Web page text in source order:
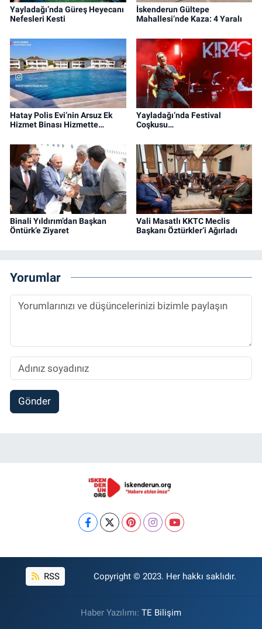
Yayladağı’nda Güreş Heyecanı
Nefesleri Kesti
İskenderun Gültepe
Mahallesi’nde Kaza: 4 Yaralı
Hatay Polis Evi’nin Arsuz Ek
Hizmet Binası Hizmette…
Yayladağı’nda Festival
Coşkusu…
Binali Yıldırım’dan Başkan
Öntürk’e Ziyaret
Vali Masatlı KKTC Meclis
Başkanı Öztürkler’i Ağırladı
Yorumlar
Gönder
RSS Copyright © 2023. Her hakkı saklıdır.
Haber Yazılımı: TE Bilişim